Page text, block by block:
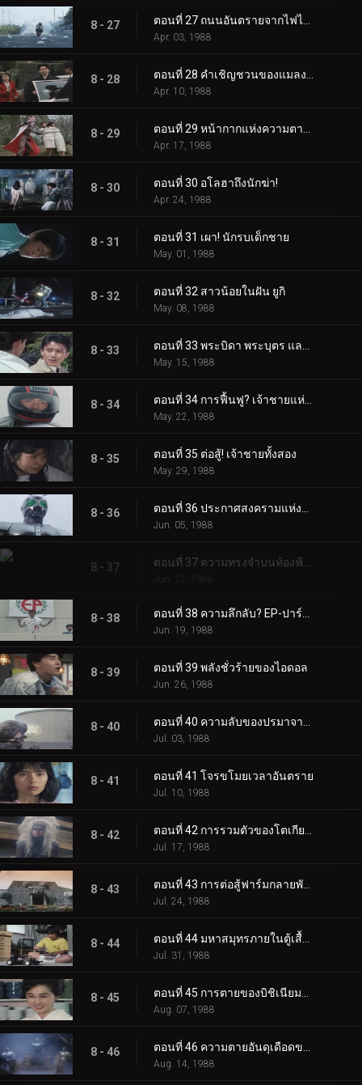
8 - 27 ตอนที่ 27 ถนนอันตรายจากไฟไหม้
Apr. 03, 1988
8 - 28 ตอนที่ 28 คำเชิญชวนของแมลงปีกแข็งสู่นรก
Apr. 10, 1988
8 - 29 ตอนที่ 29 หน้ากากแห่งความตายที่เป็นเป้าหมาย
Apr. 17, 1988
8 - 30 ตอนที่ 30 อโลฮาถึงนักฆ่า!
Apr. 24, 1988
8 - 31 ตอนที่ 31 เผา! นักรบเด็กชาย
May. 01, 1988
8 - 32 ตอนที่ 32 สาวน้อยในฝัน ยูกิ
May. 08, 1988
8 - 33 ตอนที่ 33 พระบิดา พระบุตร และแม่น้ำแห่งความรัก
May. 15, 1988
8 - 34 ตอนที่ 34 การฟื้นฟู? เจ้าชายแห่งนรก
May. 22, 1988
8 - 35 ตอนที่ 35 ต่อสู้! เจ้าชายทั้งสอง
May. 29, 1988
8 - 36 ตอนที่ 36 ประกาศสงครามแห่งความรักและความตาย
Jun. 05, 1988
8 - 37 ตอนที่ 37 ความทรงจำบนท้องฟ้ายูบาริ
Jun. 12, 1988
8 - 38 ตอนที่ 38 ความลึกลับ? EP-ปาร์ตี้บอยสควอด
Jun. 19, 1988
8 - 39 ตอนที่ 39 พลังชั่วร้ายของไอดอล
Jun. 26, 1988
8 - 40 ตอนที่ 40 ความลับของปรมาจารย์คาราเต้
Jul. 03, 1988
8 - 41 ตอนที่ 41 โจรขโมยเวลาอันตราย
Jul. 10, 1988
8 - 42 ตอนที่ 42 การรวมตัวของโตเกียวมิวแทนท์
Jul. 17, 1988
8 - 43 ตอนที่ 43 การต่อสู้ฟาร์มกลายพันธุ์
Jul. 24, 1988
8 - 44 ตอนที่ 44 มหาสมุทรภายในตู้เสื้อผ้า
Jul. 31, 1988
8 - 45 ตอนที่ 45 การตายของบิชิเนียมกลายพันธุ์ดอกไม้
Aug. 07, 1988
8 - 46 ตอนที่ 46 ความตายอันดุเดือดของบารอม
Aug. 14, 1988